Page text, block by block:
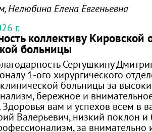
Нелюбина Елена Евгеньевна
г.
коллективу Кировской
больницы
Сергушкину
1-ого хирургического
больницы за
бережное и
Здоровья вам и успехов всем в
Валерьевич, низкий поклон и
за внимательно